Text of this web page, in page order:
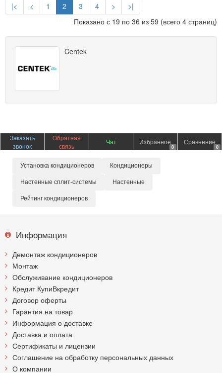
|< < 1 2 3 4 >
>|
Показано с 19 по 36 из 59 (всего 4 страниц)
Centek
Заказать
звонок
Обратная
связь
Чат Избранное
0
Сравнение
0
Установка кондиционеров Кондиционеры
Настенные сплит-системы Настенные
Рейтинг кондиционеров
Информация
Демонтаж кондиционеров
Монтаж
Обслуживание кондиционеров
Кредит КупиВкредит
Договор оферты
Гарантия на товар
Информация о доставке
Доставка и оплата
Сертификаты и лицензии
Соглашение на обработку персональных данных
О компании